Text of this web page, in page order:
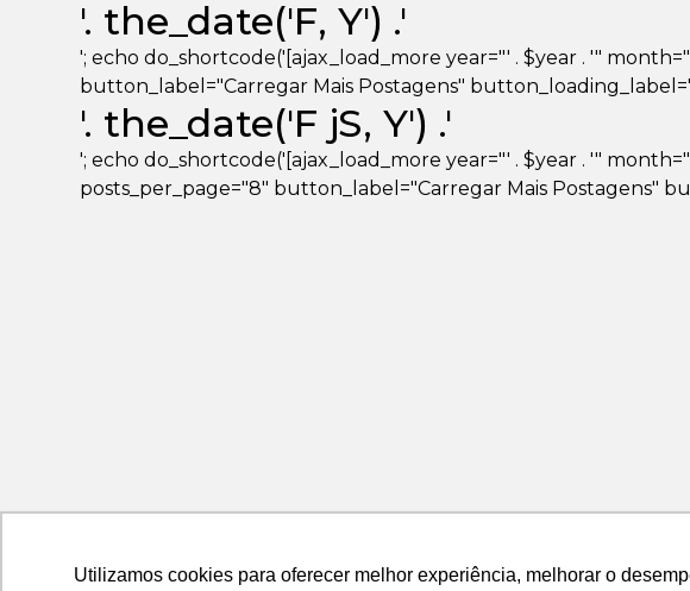
Utilizamos cookies para oferecer melhor experiência, melhorar o
'. the_date('F, Y') .'
'; echo do_shortcode('[ajax_load_more year="' . $year . '"
button_label="Carregar Mais Postagens"
'. the_date('F jS, Y') .'
'; echo do_shortcode('[ajax_load_more year="' . $year . '"
posts_per_page="8" button_label="Carregar Mais Postagens"